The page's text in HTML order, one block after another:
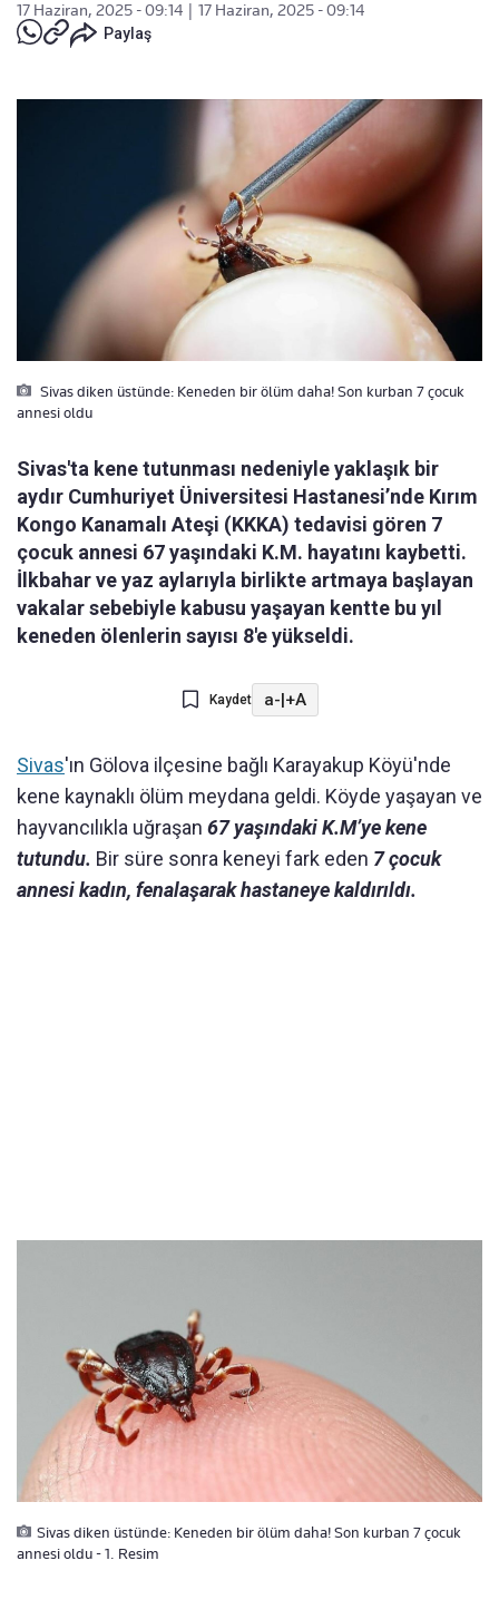
17 Haziran, 2025 - 09:14
17 Haziran, 2025 - 09:14
Paylaş
Sivas diken üstünde: Keneden bir ölüm daha! Son kurban 7 çocuk
annesi oldu
Sivas'ta kene tutunması nedeniyle yaklaşık bir
aydır Cumhuriyet Üniversitesi Hastanesi’nde Kırım
Kongo Kanamalı Ateşi (KKKA) tedavisi gören 7
çocuk annesi 67 yaşındaki K.M. hayatını kaybetti.
İlkbahar ve yaz aylarıyla birlikte artmaya başlayan
vakalar sebebiyle kabusu yaşayan kentte bu yıl
keneden ölenlerin sayısı 8'e yükseldi.
Kaydet a-|+A
Sivas'ın Gölova ilçesine bağlı Karayakup Köyü'nde
kene kaynaklı ölüm meydana geldi. Köyde yaşayan ve
hayvancılıkla uğraşan 67 yaşındaki K.M’ye kene
tutundu. Bir süre sonra keneyi fark eden 7 çocuk
annesi kadın, fenalaşarak hastaneye kaldırıldı.
Sivas diken üstünde: Keneden bir ölüm daha! Son kurban 7 çocuk
annesi oldu - 1. Resim